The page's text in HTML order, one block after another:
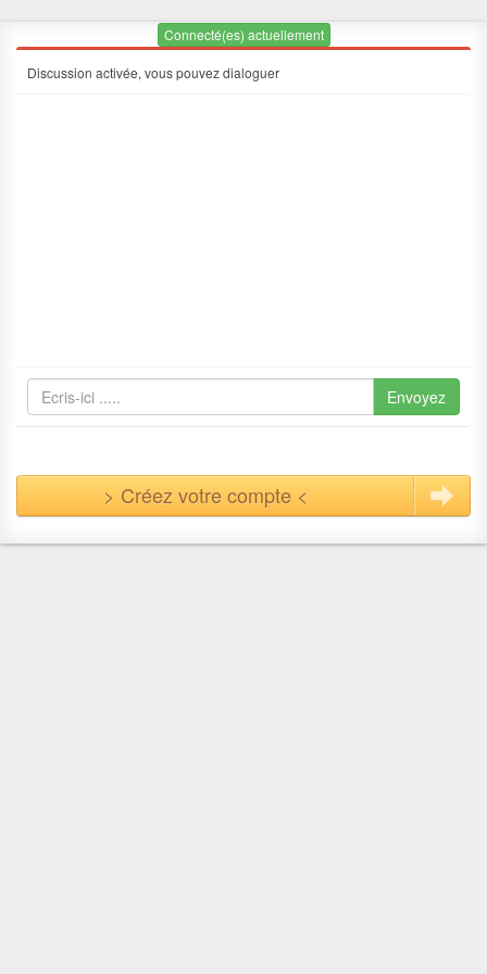
Connecté(es) actuellement
Discussion activée, vous pouvez dialoguer
Envoyez
> Créez votre compte <